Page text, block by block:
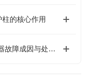
柱的核心作用
离子色谱基线噪音偏大？阳离子抑制器故障成因与处理方案